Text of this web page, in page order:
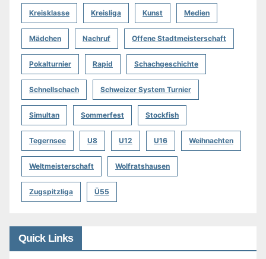
Kreisklasse Kreisliga Kunst Medien
Mädchen Nachruf Offene Stadtmeisterschaft
Pokalturnier Rapid Schachgeschichte
Schnellschach Schweizer System Turnier
Simultan Sommerfest Stockfish
Tegernsee U8 U12 U16 Weihnachten
Weltmeisterschaft Wolfratshausen
Zugspitzliga Ü55
Quick Links